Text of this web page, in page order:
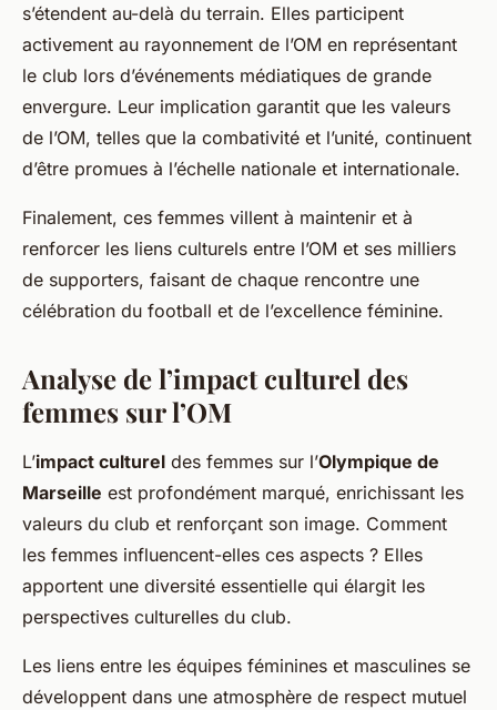
s’étendent au-delà du terrain. Elles participent
activement au rayonnement de l’OM en représentant
le club lors d’événements médiatiques de grande
envergure. Leur implication garantit que les valeurs
de l’OM, telles que la combativité et l’unité, continuent
d’être promues à l’échelle nationale et internationale.
Finalement, ces femmes villent à maintenir et à
renforcer les liens culturels entre l’OM et ses milliers
de supporters, faisant de chaque rencontre une
célébration du football et de l’excellence féminine.
Analyse de l’impact culturel des
femmes sur l’OM
L’impact culturel des femmes sur l’Olympique de
Marseille est profondément marqué, enrichissant les
valeurs du club et renforçant son image. Comment
les femmes influencent-elles ces aspects ? Elles
apportent une diversité essentielle qui élargit les
perspectives culturelles du club.
Les liens entre les équipes féminines et masculines se
développent dans une atmosphère de respect mutuel